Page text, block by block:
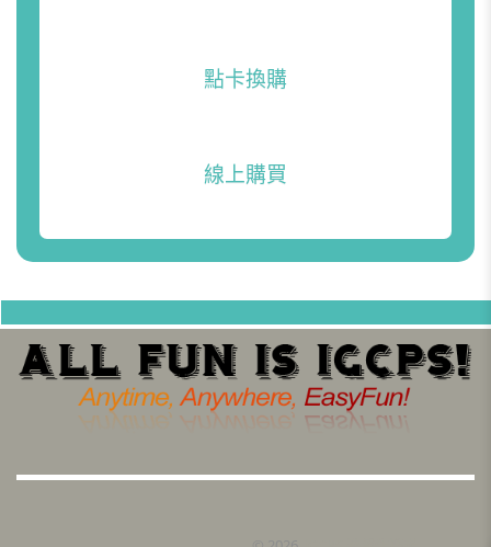
點卡換購
線上購買